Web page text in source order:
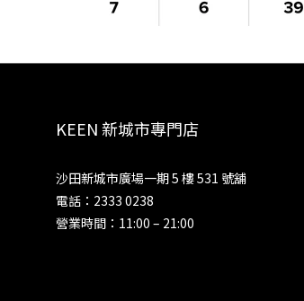
KEEN 新城市專門店
沙田新城市廣場一期 5 樓 531 號舖
電話：2333 0238
營業時間：11:00 – 21:00